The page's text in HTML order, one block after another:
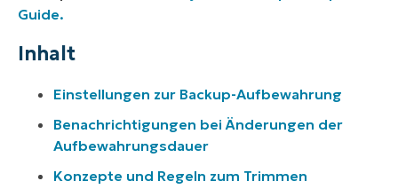
Guide.
Inhalt
Einstellungen zur Backup-Aufbewahrung
Benachrichtigungen bei Änderungen der
Aufbewahrungsdauer
Konzepte und Regeln zum Trimmen